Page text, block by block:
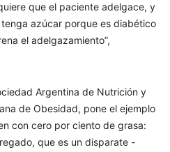
que el paciente adelgace, y
azúcar porque es diabético
el adelgazamiento”,
Argentina de Nutrición y
de Obesidad, pone el ejemplo
con cero por ciento de grasa:
que es un disparate -